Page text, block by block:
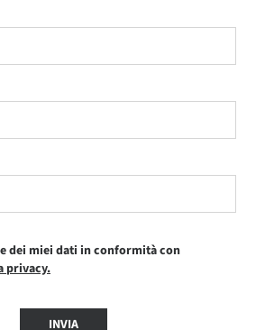
dei miei dati in conformità con
privacy.
INVIA